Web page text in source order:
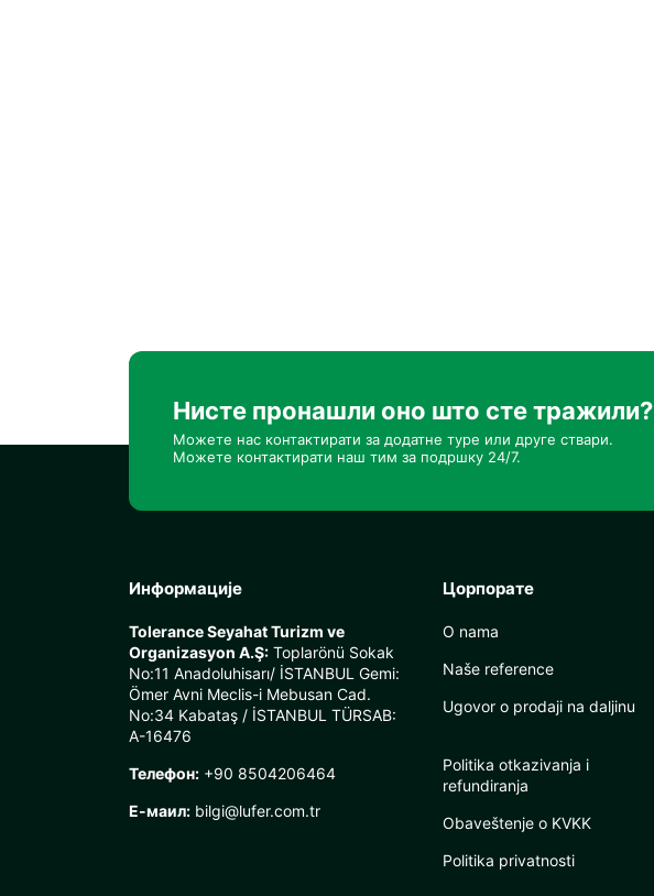
Нисте пронашли оно што сте тражили?
Можете нас контактирати за додатне туре или друге ствари.
Можете контактирати наш тим за подршку 24/7.
Информације
Tolerance Seyahat Turizm ve
Organizasyon A.Ş: Toplarönü Sokak
No:11 Anadoluhisarı/ İSTANBUL Gemi:
Ömer Avni Meclis-i Mebusan Cad.
No:34 Kabataş / İSTANBUL TÜRSAB:
A-16476
Телефон: +90 8504206464
Е-маил: bilgi@lufer.com.tr
Цорпорате
O nama
Naše reference
Ugovor o prodaji na daljinu
Politika otkazivanja i
refundiranja
Obaveštenje o KVKK
Politika privatnosti